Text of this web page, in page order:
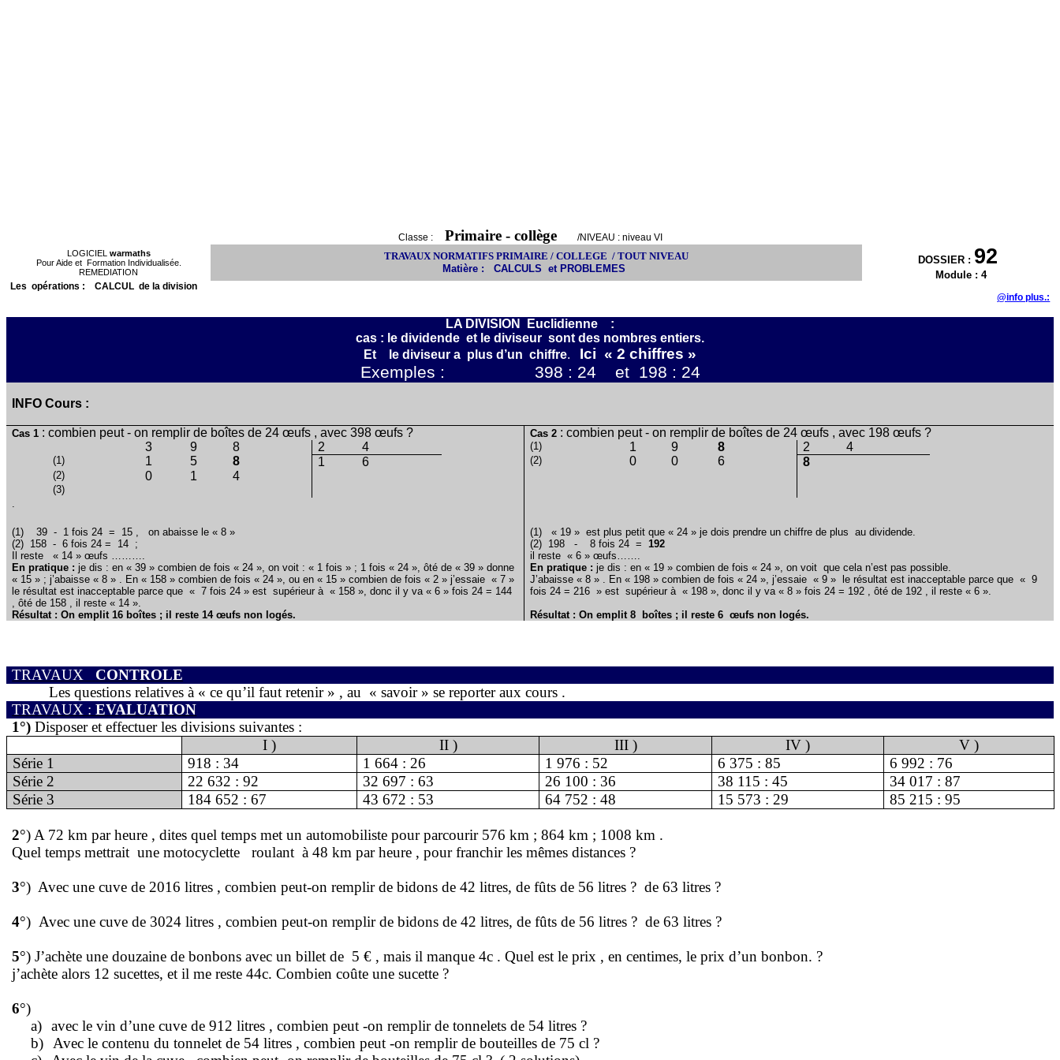
Classe : Primaire - collège /NIVEAU :niveau VI
LOGICIEL warmaths
Pour Aide et Formation Individualisée.
REMEDIATION
TRAVAUX NORMATIFS PRIMAIRE / COLLEGE / TOUT NIVEAU
Matière :
CALCULS et PROBLEMES
DOSSIER : 92
Module : 4
Les opérations : CALCUL de la division
@info plus.:
LA DIVISION Euclidienne
:
cas : le dividende et le diviseur sont des nombres entiers.
Et
le diviseur a plus d’un chiffre. Ici « 2 chiffres »
Exemples : 398 : 24 et 198 : 24
INFO Cours :
Cas 1 : combien peut - on remplir de boîtes de 24 œufs , avec 398 œufs ? Cas 2 : combien peut - on remplir de boîtes de 24 œufs , avec 198 œufs ?
3
9 8 2 4 (1) 1 9 8 2 4
(1) 1 5 8 1 6 (2) 0 0 6 8
(2) 0 1 4
(3)
.
(1) 39 - 1 fois 24 = 15 , on abaisse le « 8 » (1) « 19 » est plus petit que « 24 » je dois prendre un chiffre de plus
au dividende.
(2) 158 - 6 fois 24 = 14 ; (2) 198 - 8 fois 24 =
192
Il reste
« 14 » œufs ………. il reste « 6 » œufs…….
En pratique : je dis : en « 39 » combien de fois « 24 », on voit : « 1 fois » ; 1 fois « 24 », ôté de « 39 » donne
« 15 » ; j’abaisse « 8 » . En « 158 » combien de fois « 24 », ou en « 15 » combien de fois « 2 » j’essaie « 7 »
le résultat est inacceptable parce que « 7 fois 24 » est supérieur à « 158 », donc il y va « 6 » fois 24 = 144
, ôté de 158 , il reste « 14 ».
En pratique : je dis : en « 19 » combien de fois « 24 », on voit que cela n’est pas possible.
J’abaisse « 8 » . En « 198 » combien de fois « 24 », j’essaie « 9 » le résultat est inacceptable parce que « 9
fois 24 = 216 » est supérieur à « 198 », donc il y va « 8 » fois 24 = 192 , ôté de 192 , il reste « 6 ».
Résultat : On emplit 16 boîtes ; il reste 14 œufs non logés.
Résultat : On emplit 8 boîtes ; il reste 6 œufs non logés.
TRAVAUX
CONTROLE
Les questions relatives à « ce qu’il faut retenir » , au
« savoir » se reporter aux cours .
TRAVAUX :EVALUATION
1°)Disposer et effectuer les divisions suivantes :
I )
II ) III ) IV )
V )
Série 1
918 : 34 1 664 : 26 1 976 : 52 6 375 : 85
6 992 : 76
Série 2
22 632 : 92 32 697 : 63 26 100 : 36 38 115 : 45
34 017 : 87
Série 3
184 652 : 67 43 672 : 53 64 752 : 48 15 573 : 29 85 215 : 95
2°) A 72 km par heure , dites quel temps met un automobiliste pour parcourir 576 km ; 864 km ; 1008 km .
Quel temps mettrait une motocyclette roulant à48 km par heure , pour franchir les mêmes distances ?
3°) Avec une cuve de 2016 litres , combien peut-on remplir de bidons de42 litres, de fûts de 56 litres ? de 63 litres ?
4°) Avec une cuve de 3024 litres , combien peut-on remplir de bidons de42 litres, de fûts de 56 litres ? de 63 litres ?
5°) J’achète une douzaine de bonbons avec un billet de 5 € , mais il manque 4c . Quel est le prix , en centimes, le prix d’un bonbon. ?
j’achète alors 12 sucettes, et il me reste 44c. Combien coûte une sucette ?
6°)
a) avec le vin d’une cuve de912 litres , combien peut -on remplir de tonnelets de 54 litres ?
b)
Avec le contenu du tonnelet de 54 litres , combien peut -on remplir de bouteilles de 75 cl ?